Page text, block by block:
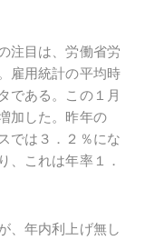
注目は、労働省労
雇用統計の平均時
である。この１月
加した。昨年の
では３．２％にな
、これは年率１．
、年内利上げ無し